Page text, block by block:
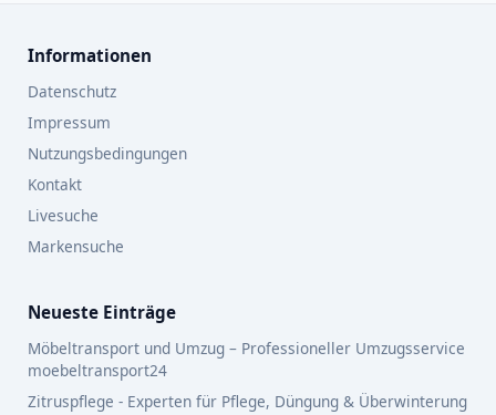
Informationen
Datenschutz
Impressum
Nutzungsbedingungen
Kontakt
Livesuche
Markensuche
Neueste Einträge
Möbeltransport und Umzug – Professioneller Umzugsservice
moebeltransport24
Zitruspflege - Experten für Pflege, Düngung & Überwinterung